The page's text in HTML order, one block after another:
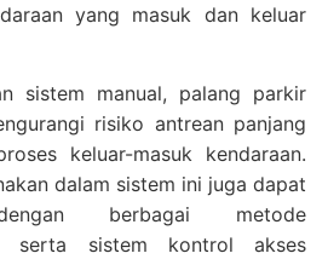
yang masuk dan keluar
sistem manual, palang parkir
risiko antrean panjang
keluar-masuk kendaraan.
dalam sistem ini juga dapat
berbagai metode
serta sistem kontrol akses